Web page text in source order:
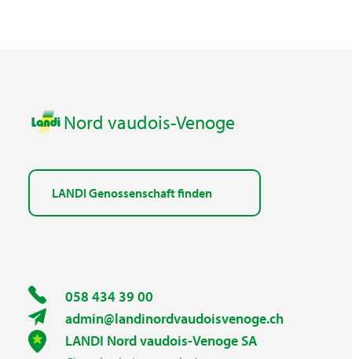
Nord vaudois-Venoge
LANDI Genossenschaft finden
058 434 39 00
admin@landinordvaudoisvenoge.ch
LANDI Nord vaudois-Venoge SA